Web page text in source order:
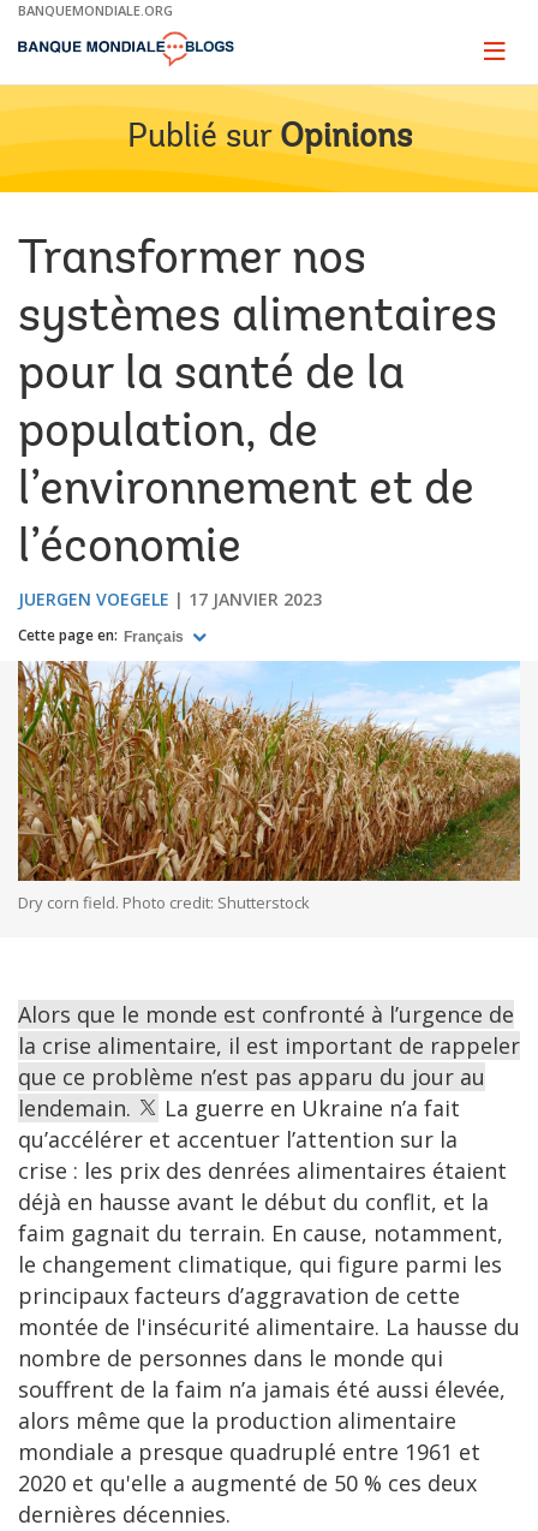
Skip
Main
BANQUEMONDIALE.ORG
Page
Publié sur Opinions
Transformer nos
systèmes alimentaires
pour la santé de la
population, de
l’environnement et de
l’économie
JUERGEN VOEGELE 17 JANVIER 2023
Cette page en: Français
Dry corn field. Photo credit: Shutterstock
Alors que le monde est confronté à l’urgence de
la crise alimentaire, il est important de rappeler
que ce problème n’est pas apparu du jour au
lendemain.
La guerre en Ukraine n’a fait
qu’accélérer et accentuer l’attention sur la
crise : les prix des denrées alimentaires étaient
déjà en hausse avant le début du conflit, et la
faim gagnait du terrain. En cause, notamment,
le changement climatique, qui figure parmi les
principaux facteurs d’aggravation de cette
montée de l'insécurité alimentaire. La hausse du
nombre de personnes dans le monde qui
souffrent de la faim n’a jamais été aussi élevée,
alors même que la production alimentaire
mondiale a presque quadruplé entre 1961 et
2020 et qu'elle a augmenté de 50 % ces deux
dernières décennies.